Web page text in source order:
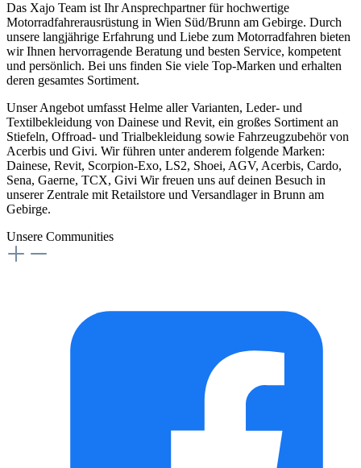
Das Xajo Team ist Ihr Ansprechpartner für hochwertige
Motorradfahrerausrüstung in Wien Süd/Brunn am Gebirge. Durch
unsere langjährige Erfahrung und Liebe zum Motorradfahren bieten
wir Ihnen hervorragende Beratung und besten Service, kompetent
und persönlich. Bei uns finden Sie viele Top-Marken und erhalten
deren gesamtes Sortiment.
Unser Angebot umfasst Helme aller Varianten, Leder- und
Textilbekleidung von Dainese und Revit, ein großes Sortiment an
Stiefeln, Offroad- und Trialbekleidung sowie Fahrzeugzubehör von
Acerbis und Givi. Wir führen unter anderem folgende Marken:
Dainese, Revit, Scorpion-Exo, LS2, Shoei, AGV, Acerbis, Cardo,
Sena, Gaerne, TCX, Givi Wir freuen uns auf deinen Besuch in
unserer Zentrale mit Retailstore und Versandlager in Brunn am
Gebirge.
Unsere Communities